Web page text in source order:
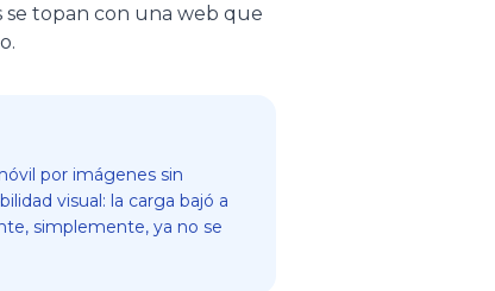
se topan con una web que
por imágenes sin
visual: la carga bajó a
simplemente, ya no se